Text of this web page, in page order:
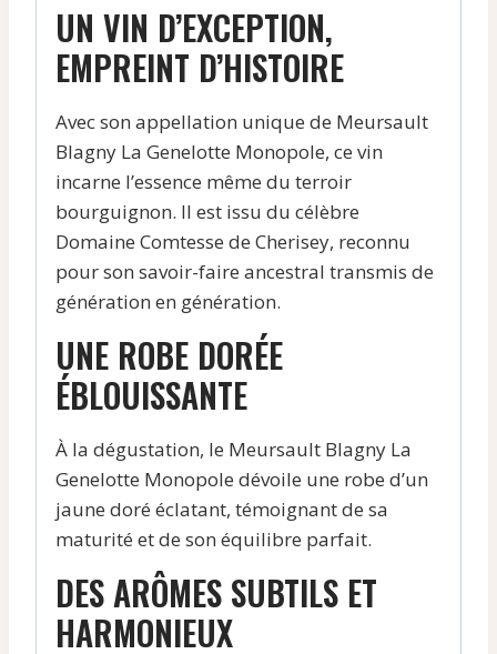
UN VIN D’EXCEPTION,
EMPREINT D’HISTOIRE
Avec son appellation unique de Meursault
Blagny La Genelotte Monopole, ce vin
incarne l’essence même du terroir
bourguignon. Il est issu du célèbre
Domaine Comtesse de Cherisey, reconnu
pour son savoir-faire ancestral transmis de
génération en génération.
UNE ROBE DORÉE
ÉBLOUISSANTE
À la dégustation, le Meursault Blagny La
Genelotte Monopole dévoile une robe d’un
jaune doré éclatant, témoignant de sa
maturité et de son équilibre parfait.
DES ARÔMES SUBTILS ET
HARMONIEUX